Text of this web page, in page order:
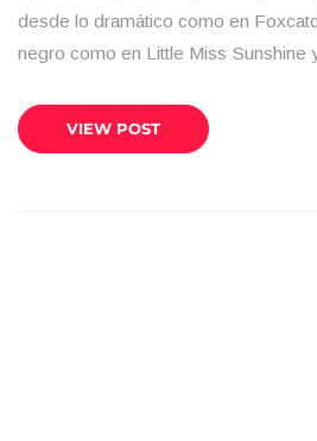
desde lo dramático como en
negro como en Little Miss Sunshine
VIEW POST